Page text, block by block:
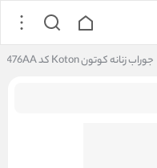
جوراب زنانه کوتون Koton کد 5WAK80476AA